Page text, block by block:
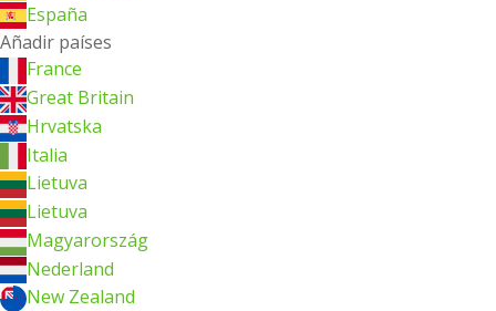
España
Añadir países
France
Great Britain
Hrvatska
Italia
Lietuva
Lietuva
Magyarország
Nederland
New Zealand